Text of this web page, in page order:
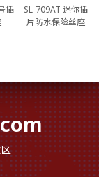
插
SL-709AT 迷你插
片防水保险丝座